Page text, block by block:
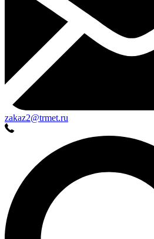
zakaz2@trmet.ru